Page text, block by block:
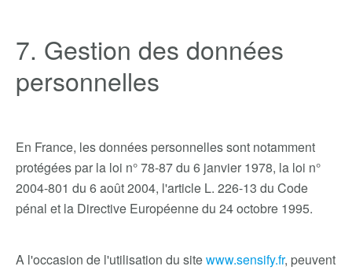
7. Gestion des données
personnelles
En France, les données personnelles sont notamment
protégées par la loi n° 78-87 du 6 janvier 1978, la loi n°
2004-801 du 6 août 2004, l'article L. 226-13 du Code
pénal et la Directive Européenne du 24 octobre 1995.
A l'occasion de l'utilisation du sitewww.sensify.fr, peuvent